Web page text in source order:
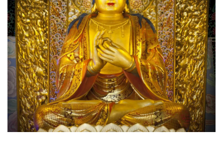
访
谈
心
乐
菩
提
专
题